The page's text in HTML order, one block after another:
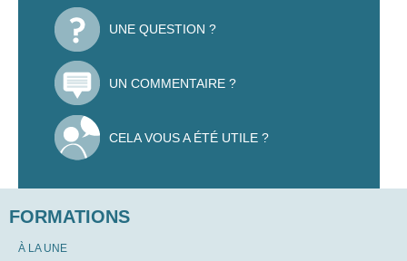
UNE QUESTION ?
UN COMMENTAIRE ?
CELA VOUS A ÉTÉ UTILE ?
FORMATIONS
À LA UNE